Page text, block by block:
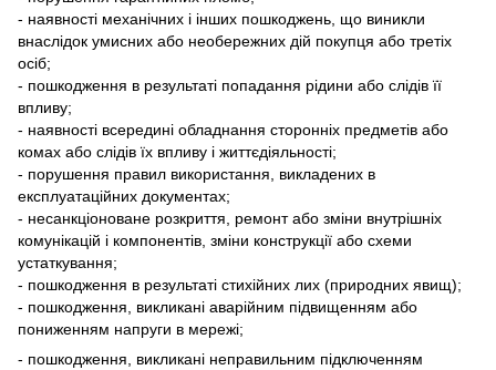
- наявності механічних і інших пошкоджень, що виникли
внаслідок умисних або необережних дій покупця або третіх
осіб;
- пошкодження в результаті попадання рідини або слідів її
впливу;
- наявності всередині обладнання сторонніх предметів або
комах або слідів їх впливу і життєдіяльності;
- порушення правил використання, викладених в
експлуатаційних документах;
- несанкціоноване розкриття, ремонт або зміни внутрішніх
комунікацій і компонентів, зміни конструкції або схеми
устаткування;
- пошкодження в результаті стихійних лих (природних явищ);
- пошкодження, викликані аварійним підвищенням або
пониженням напруги в мережі;
- пошкодження, викликані неправильним підключенням